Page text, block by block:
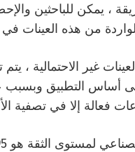
، يمكن للباحثين
الواردة من هذه العينات
غير الاحتمالية ،
أساس التطبيق وبسبب
فعالة إلا في تصفية
الثقة هو 95٪ وهذه هي نسبة الخطأ لأحجام عينة مسح معينة: